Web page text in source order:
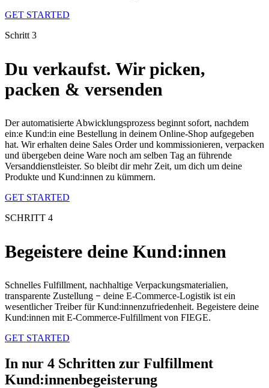
GET STARTED
Schritt 3
Du verkaufst. Wir picken,
packen & versenden
Der automatisierte Abwicklungsprozess beginnt sofort, nachdem
ein:e Kund:in eine Bestellung in deinem Online-Shop aufgegeben
hat. Wir erhalten deine Sales Order und kommissionieren, verpacken
und übergeben deine Ware noch am selben Tag an führende
Versanddienstleister. So bleibt dir mehr Zeit, um dich um deine
Produkte und Kund:innen zu kümmern.
GET STARTED
SCHRITT 4
Begeistere deine Kund:innen
Schnelles Fulfillment, nachhaltige Verpackungsmaterialien,
transparente Zustellung – deine E-Commerce-Logistik ist ein
wesentlicher Treiber für Kund:innenzufriedenheit. Begeistere deine
Kund:innen mit E-Commerce-Fulfillment von FIEGE.
GET STARTED
In nur 4 Schritten zur Fulfillment
Kund:innenbegeisterung